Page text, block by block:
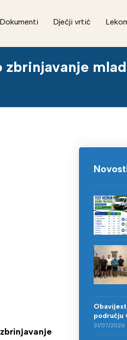
Dokumenti Dječji vrtić
zbrinjavanje
području
31/07/2026